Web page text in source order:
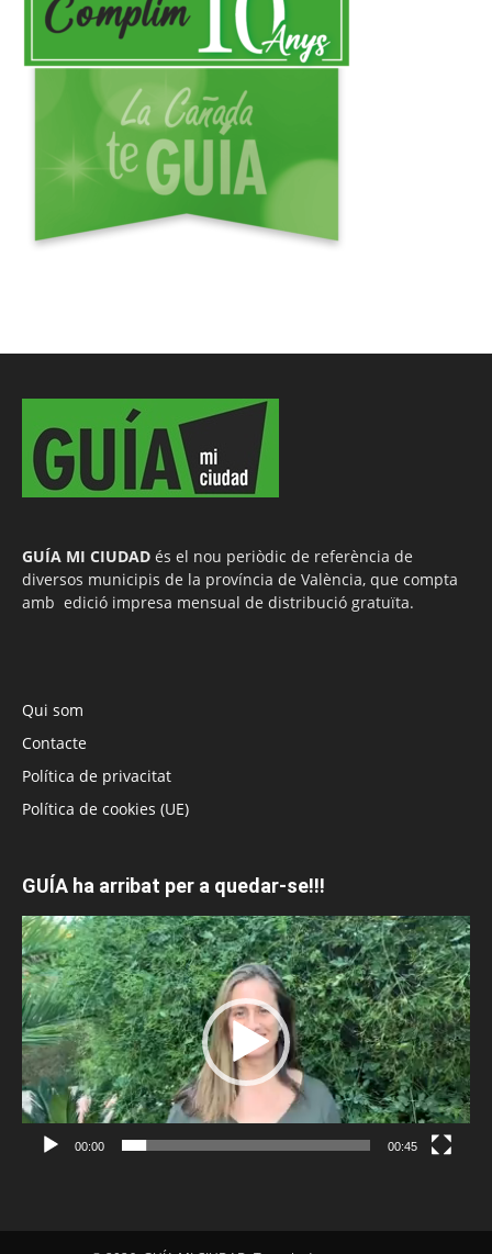
GUÍA MI CIUDAD és el nou periòdic de referència de
diversos municipis de la província de València, que compta
amb edició impresa mensual de distribució gratuïta.
Qui som
Contacte
Política de privacitat
Política de cookies (UE)
GUÍA ha arribat per a quedar-se!!!
Reproductor
de
vídeo
00:00 00:45